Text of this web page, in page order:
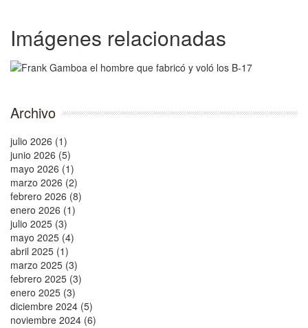
Imágenes relacionadas
Archivo
julio 2026 (1)
junio 2026 (5)
mayo 2026 (1)
marzo 2026 (2)
febrero 2026 (8)
enero 2026 (1)
julio 2025 (3)
mayo 2025 (4)
abril 2025 (1)
marzo 2025 (3)
febrero 2025 (3)
enero 2025 (3)
diciembre 2024 (5)
noviembre 2024 (6)